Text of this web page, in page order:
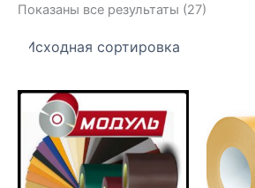
Показаны все результаты (27)